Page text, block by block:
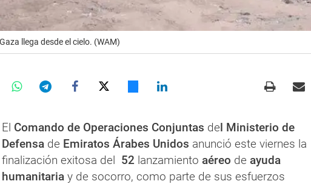
llega desde el cielo. (WAM)
El Comando de Operaciones Conjuntas del Ministerio de
Defensa de Emiratos Árabes Unidos anunció este viernes la
finalización exitosa del 52 lanzamiento aéreo de ayuda
humanitaria y de socorro, como parte de sus esfuerzos